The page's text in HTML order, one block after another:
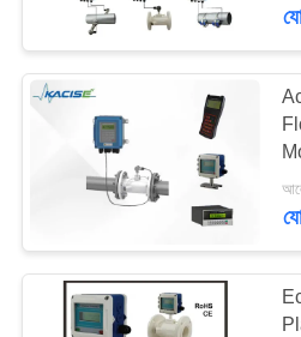
মান
নিয়ন্ত্রণ
আমাদের
যোগাযোগ